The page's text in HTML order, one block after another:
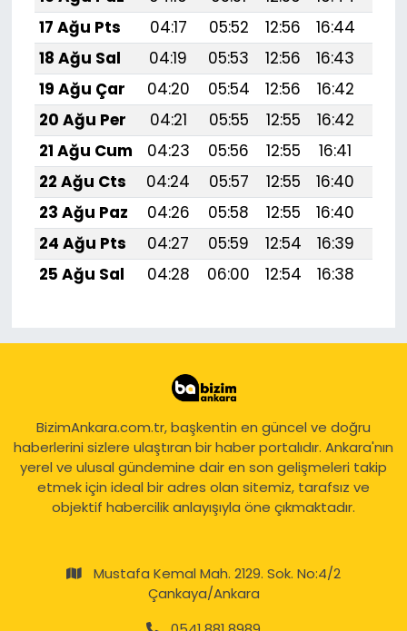
17 Ağu Pts
04:17 05:52 12:56 16:44
18 Ağu Sal
04:19 05:53 12:56 16:43
19 Ağu Çar
04:20 05:54 12:56 16:42
20 Ağu Per
04:21 05:55 12:55 16:42
21 Ağu Cum
04:23 05:56 12:55 16:41
22 Ağu Cts
04:24 05:57 12:55 16:40
23 Ağu Paz
04:26 05:58 12:55 16:40
24 Ağu Pts
04:27 05:59 12:54 16:39
25 Ağu Sal
04:28 06:00 12:54 16:38
BizimAnkara.com.tr, başkentin en güncel ve doğru
haberlerini sizlere ulaştıran bir haber portalıdır. Ankara'nın
yerel ve ulusal gündemine dair en son gelişmeleri takip
etmek için ideal bir adres olan sitemiz, tarafsız ve
objektif habercilik anlayışıyla öne çıkmaktadır.
Mustafa Kemal Mah. 2129. Sok. No:4/2
Çankaya/Ankara